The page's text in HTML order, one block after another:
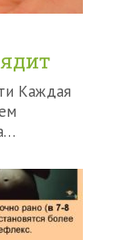
Каждая